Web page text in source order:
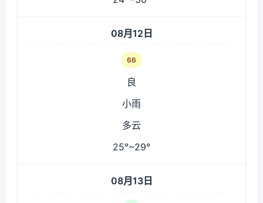
08月12日
66
良
小雨
多云
25°~29°
08月13日